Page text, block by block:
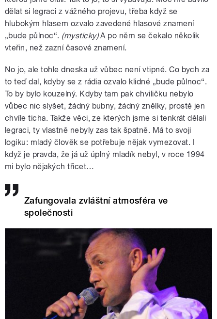
dělat si legraci z vážného projevu, třeba když se
hlubokým hlasem ozvalo zavedené hlasové znamení
„bude půlnoc“. (mysticky)A po něm se čekalo několik
vteřin, než zazní časové znamení.
No jo, ale tohle dneska už vůbec není vtipné. Co bych za
to teď dal, kdyby se z rádia ozvalo klidné „bude půlnoc“.
To by bylo kouzelný. Kdyby tam pak chviličku nebylo
vůbec nic slyšet, žádný bubny, žádný znělky, prostě jen
chvíle ticha. Takže věci, ze kterých jsme si tenkrát dělali
legraci, ty vlastně nebyly zas tak špatně. Má to svoji
logiku: mladý člověk se potřebuje nějak vymezovat. I
když je pravda, že já už úplný mladík nebyl, v roce 1994
mi bylo nějakých třicet…
Zafungovala zvláštní atmosféra ve
společnosti